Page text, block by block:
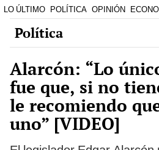
LO ÚLTIMO POLÍTICA OPINIÓN
Política
Alarcón: “Lo
fue que, si no
le recomiendo
uno” [VIDEO]